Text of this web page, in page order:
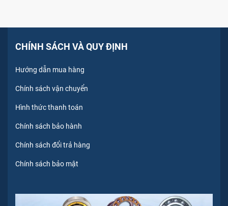
CHÍNH SÁCH VÀ QUY ĐỊNH
Hướng dẫn mua hàng
Chính sách vận chuyển
Hình thức thanh toán
Chính sách bảo hành
Chính sách đổi trả hàng
Chính sách bảo mật